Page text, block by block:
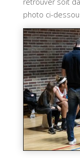
photo ci-